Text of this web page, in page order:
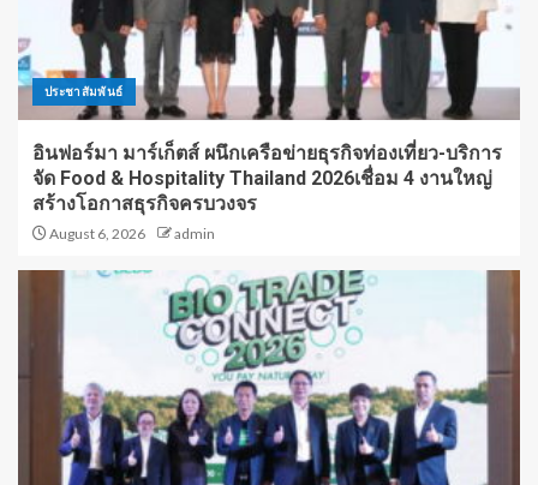
ประชาสัมพันธ์
อินฟอร์มา มาร์เก็ตส์ ผนึกเครือข่ายธุรกิจท่องเที่ยว-บริการ
จัด Food & Hospitality Thailand 2026เชื่อม 4 งานใหญ่
สร้างโอกาสธุรกิจครบวงจร
August 6, 2026 admin